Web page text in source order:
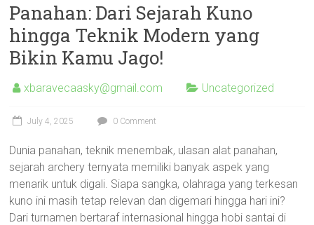
Panahan: Dari Sejarah Kuno
hingga Teknik Modern yang
Bikin Kamu Jago!
xbaravecaasky@gmail.com Uncategorized
July 4, 2025 0 Comment
Dunia panahan, teknik menembak, ulasan alat panahan,
sejarah archery ternyata memiliki banyak aspek yang
menarik untuk digali. Siapa sangka, olahraga yang terkesan
kuno ini masih tetap relevan dan digemari hingga hari ini?
Dari turnamen bertaraf internasional hingga hobi santai di